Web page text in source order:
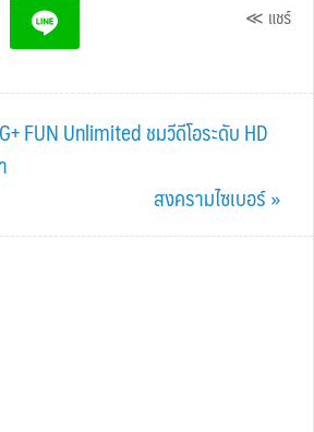
≪ แชร์
FUN Unlimited ชมวีดีโอระดับ HD
Next
Post:
สงครามไซเบอร์ »